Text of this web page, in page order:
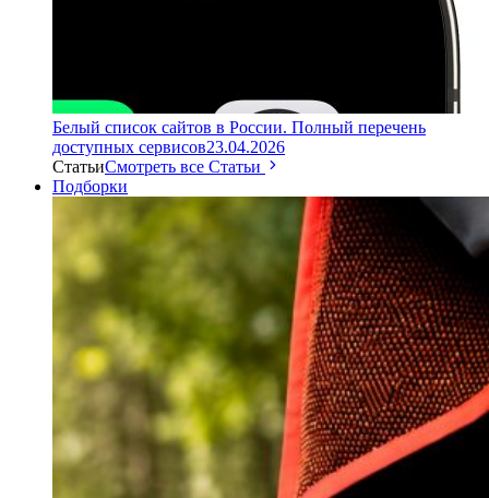
Белый список сайтов в России. Полный перечень
доступных сервисов23.04.2026
СтатьиСмотреть все Статьи
Подборки